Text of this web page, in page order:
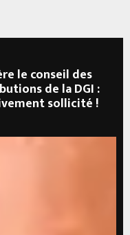
le conseil des
de la DGI :
sollicité !